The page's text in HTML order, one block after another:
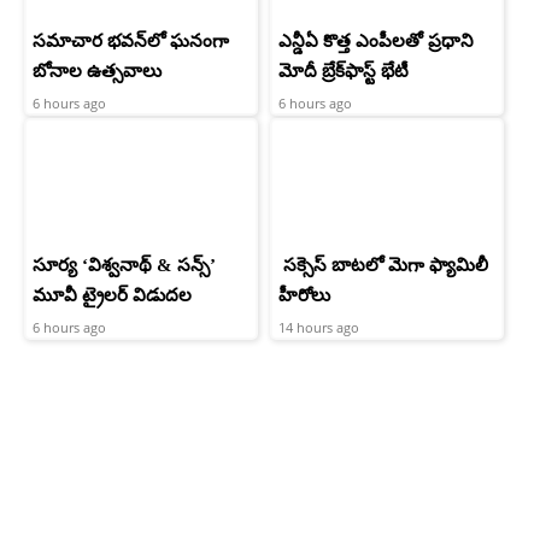
సమాచార భవన్‌లో ఘనంగా
బోనాల ఉత్సవాలు
6 hours ago
ఎన్డీఏ కొత్త ఎంపీలతో ప్రధాని
మోదీ బ్రేక్‌ఫాస్ట్ భేటీ
6 hours ago
సూర్య ‘విశ్వనాథ్ & సన్స్’
మూవీ ట్రైలర్ విడుదల
6 hours ago
సక్సెస్ బాటలో మెగా ఫ్యామిలీ
హీరోలు
14 hours ago